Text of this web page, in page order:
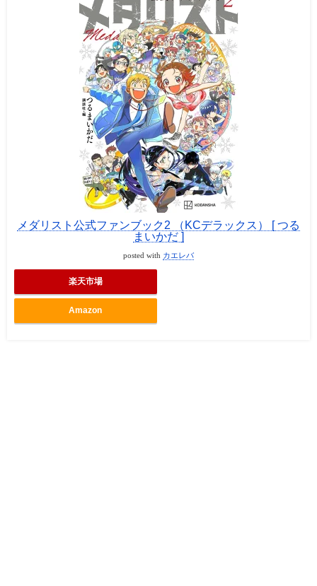
メダリスト公式ファンブック2 （KCデラックス） [ つる
まいかだ ]
posted with カエレバ
楽天市場
Amazon